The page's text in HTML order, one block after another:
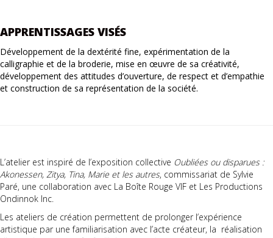
APPRENTISSAGES VISÉS
Développement de la dextérité fine, expérimentation de la
calligraphie et de la broderie, mise en œuvre de sa créativité,
développement des attitudes d’ouverture, de respect et d’empathie
et construction de sa représentation de la société.
L’atelier est inspiré de l’exposition collective Oubliées ou disparues :
Akonessen, Zitya, Tina, Marie et les autres, commissariat de Sylvie
Paré, une collaboration avec La Boîte Rouge VIF et Les Productions
Ondinnok Inc.
Les ateliers de création permettent de prolonger l’expérience
artistique par une familiarisation avec l’acte créateur, la réalisation